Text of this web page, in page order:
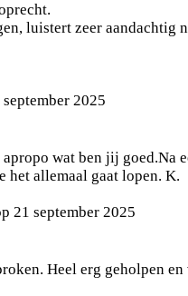
luistert zeer
2025
wat ben jij goed.Na
het allemaal gaat lopen. K.
21 september 2025
Heel erg geholpen